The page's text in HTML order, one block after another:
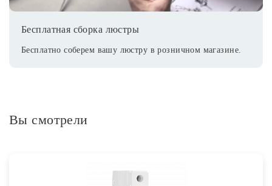
Бесплатная сборка люстры
Бесплатно соберем вашу люстру в розничном магазине.
Вы смотрели